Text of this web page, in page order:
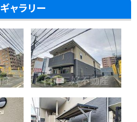
ャラリー